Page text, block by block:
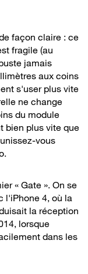
façon claire : ce
fragile (au
jamais
aux coins
s'user plus vite
ne change
du module
bien plus vite que
vous
« Gate ». On se
l'iPhone 4, où la
la réception
lorsque
dans les